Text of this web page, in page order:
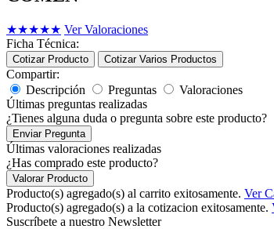
★★★★★ Ver Valoraciones
Ficha Técnica:
Cotizar Producto Cotizar Varios Productos
Compartir:
Descripción
Preguntas
Valoraciones
Últimas preguntas realizadas
¿Tienes alguna duda o pregunta sobre este producto?
Enviar Pregunta
Últimas valoraciones realizadas
¿Has comprado este producto?
Valorar Producto
Producto(s) agregado(s) al carrito exitosamente. Ver
Producto(s) agregado(s) a la cotizacion exitosamente.
Suscríbete a nuestro Newsletter